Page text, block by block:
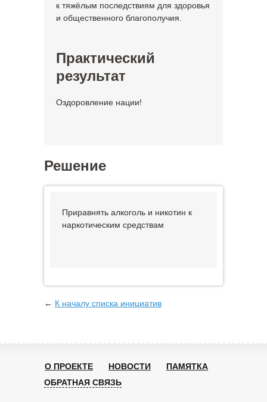
к тяжёлым последствиям для здоровья
и общественного благополучия.
Практический
результат
Оздоровление нации!
Решение
Приравнять алкоголь и никотин к
наркотическим средствам
← К началу списка инициатив
О ПРОЕКТЕ НОВОСТИ
ПАМЯТКА
ОБРАТНАЯ СВЯЗЬ